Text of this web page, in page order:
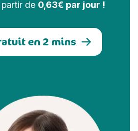
de 0,63€ par jour !
en 2 mins